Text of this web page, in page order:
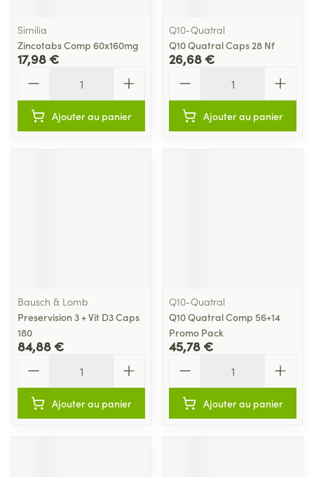
Similia
Zincotabs Comp 60x160mg
17,98 €
Ajouter au panier
Q10-Quatral
Q10 Quatral Caps 28 Nf
26,68 €
Ajouter au panier
Bausch & Lomb
Preservision 3 + Vit D3 Caps
180
84,88 €
Ajouter au panier
Q10-Quatral
Q10 Quatral Comp 56+14
Promo Pack
45,78 €
Ajouter au panier